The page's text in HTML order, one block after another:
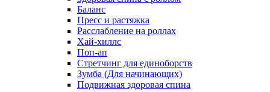
Баланс
Пресс и растяжка
Расслабление на роллах
Хай-хиллс
Поп-ап
Стретчинг для единоборств
Зумба (Для начинающих)
Подвижная здоровая спина